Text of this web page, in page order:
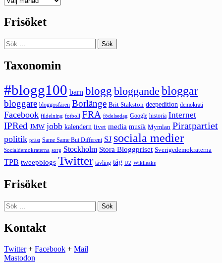
Frisöket
Sök
efter:
Taxonomin
#blogg100 barn blogg bloggande bloggar
bloggare bloggosfären Borlänge Brit Stakston deepedition demokrati
Facebook fildelning fotboll FRA födelsedag Google historia Internet
IPRed JMW jobb kalendern livet media musik Mymlan Piratpartiet
politik präst Same Same But Different SJ sociala medier
Socialdemokraterna sorg Stockholm Stora Bloggpriset Sverigedemokraterna
TPB tweepblogs Twitter tävling tåg U2 Wikileaks
Frisöket
Sök
efter:
Kontakt
Twitter+ Facebook + Mail
Mastodon